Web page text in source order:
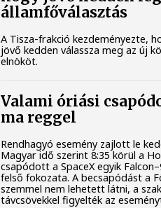
államfőválasztás
A Tisza-frakció kezdeményezte,
jövő kedden válassza meg az új
elnököt.
Valami óriási
ma reggel
Rendhagyó esemény zajlott le
Magyar idő szerint 8:35 körül a
csapódott a SpaceX egyik
felső fokozata. A becsapódást a
szemmel nem lehetett látni, a
távcsövekkel figyelték az